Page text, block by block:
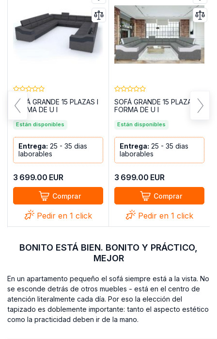
SOFÁ GRANDE 15 PLAZAS I
FORMA DE U I
RECLINABLES Y BRAZOS
EVA GRIS OSCURO
TELA/NEGRO POLIPIEL
Están disponibles
Entrega: 25 - 35 dias
laborables
3 699.00 EUR
Comprar
Pedir en 1 click
SOFÁ GRANDE 15 PLAZAS I
FORMA DE U I
RECLINABLES Y BRAZOS
EVA GRIS TELA/BLANCO
POLIPIEL
Están disponibles
Entrega: 25 - 35 dias
laborables
3 699.00 EUR
Comprar
Pedir en 1 click
BONITO ESTÁ BIEN. BONITO Y PRÁCTICO,
MEJOR
En un apartamento pequeño el sofá siempre está a la vista. No
se esconde detrás de otros muebles - está en el centro de
atención literalmente cada día. Por eso la elección del
tapizado es doblemente importante: tanto el aspecto estético
como la practicidad deben ir de la mano.